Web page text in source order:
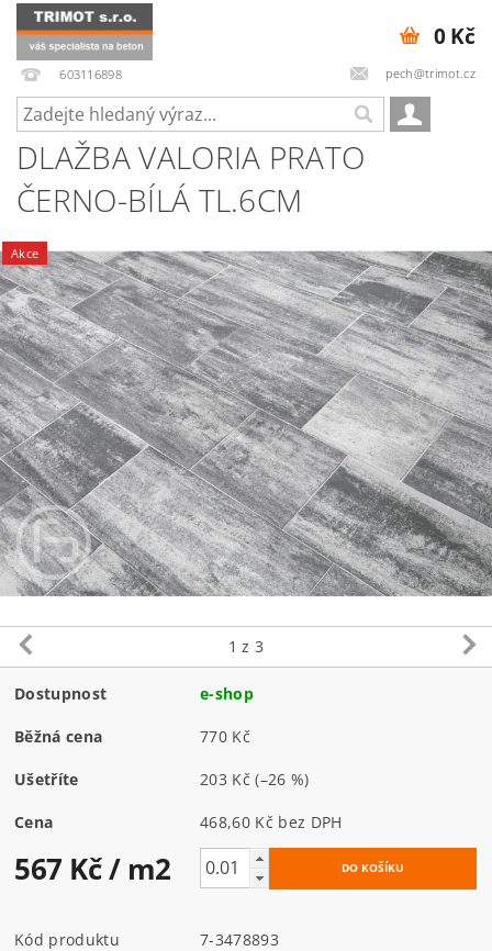
603116898 pech@trimot.cz
0 Kč
DLAŽBA VALORIA PRATO
ČERNO-BÍLÁ TL.6CM
Akce
1 z 3
Dostupnost e-shop
Běžná cena 770 Kč
Ušetříte 203 Kč(–26 %)
Cena 468,60 Kč bez DPH
567 Kč/ m2
Kód produktu
7-3478893